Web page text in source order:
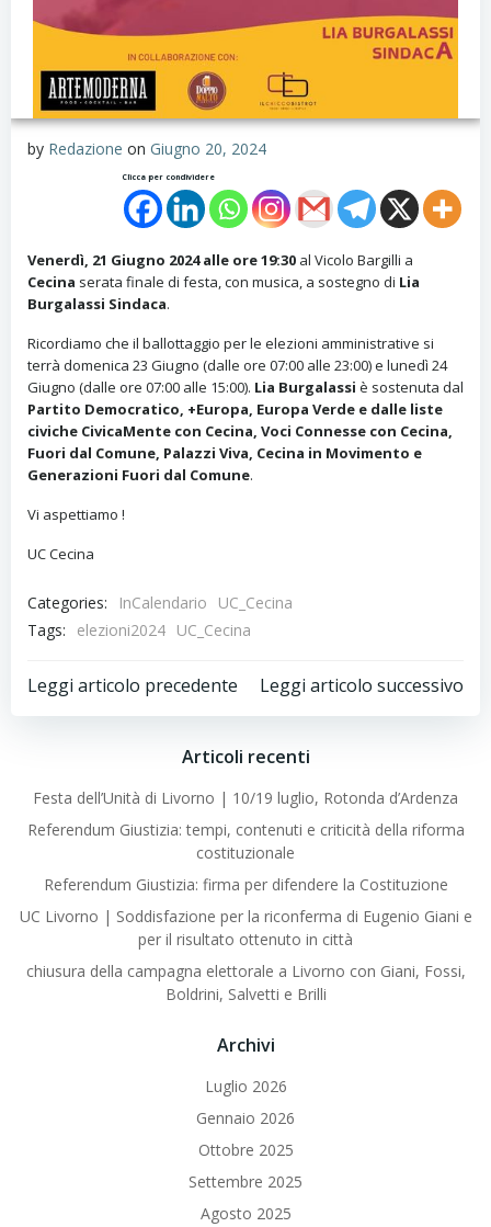
by Redazione on Giugno 20, 2024
Clicca per condividere
Venerdì, 21 Giugno 2024 alle ore 19:30 al Vicolo Bargilli a
Cecina serata finale di festa, con musica, a sostegno di Lia
Burgalassi Sindaca.
Ricordiamo che il ballottaggio per le elezioni amministrative si
terrà domenica 23 Giugno (dalle ore 07:00 alle 23:00) e lunedì 24
Giugno (dalle ore 07:00 alle 15:00). Lia Burgalassi è sostenuta dal
Partito Democratico, +Europa, Europa Verde e dalle liste
civiche CivicaMente con Cecina, Voci Connesse con Cecina,
Fuori dal Comune, Palazzi Viva, Cecina in Movimento e
Generazioni Fuori dal Comune.
Vi aspettiamo !
UC Cecina
Categories: InCalendario
UC_Cecina
Tags:
elezioni2024 UC_Cecina
Post
navigation
Leggi articolo precedente
Post
navigation
Leggi articolo successivo
Articoli recenti
Festa dell’Unità di Livorno | 10/19 luglio, Rotonda d’Ardenza
Referendum Giustizia: tempi, contenuti e criticità della riforma
costituzionale
Referendum Giustizia: firma per difendere la Costituzione
UC Livorno | Soddisfazione per la riconferma di Eugenio Giani e
per il risultato ottenuto in città
chiusura della campagna elettorale a Livorno con Giani, Fossi,
Boldrini, Salvetti e Brilli
Archivi
Luglio 2026
Gennaio 2026
Ottobre 2025
Settembre 2025
Agosto 2025